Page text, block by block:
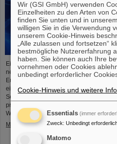
Einem internationalen Forschungsteam
neuen Generation von Atomuhren
European XFEL haben die Forschenden
einen wesentlich exakteren Taktgeber
Sekunde in 300 Milliarden Jahren
präziser als die Standard-Atomuhr auf
Wissenschaftler*innen des Helmholtz-
Mehr »
Wir (GSI GmbH) verwenden
Einzelheiten zu den Arten von
finden Sie unten und in
willigen Sie in die Verwendung
unserem Cookie-Hinweis
„Alle zulassen und fortsetzen“
bestmögliche Nutzererfahrung
haben. Sie können auch Ihre
vornehmen oder Cookies
unbedingt erforderlicher
Cookie-Hinweis und weitere
Essentials (immer
Zweck: Unbedingt
Matomo